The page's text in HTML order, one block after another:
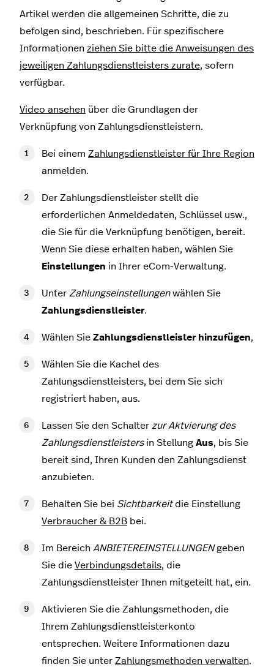
Artikel werden die allgemeinen Schritte, die zu
befolgen sind, beschrieben. Für spezifischere
Informationen ziehen Sie bitte die Anweisungen des
jeweiligen Zahlungsdienstleisters zurate, sofern
verfügbar.
Video ansehen über die Grundlagen der
Verknüpfung von Zahlungsdienstleistern.
Bei einem Zahlungsdienstleister für Ihre Region
anmelden.
Der Zahlungsdienstleister stellt die
erforderlichen Anmeldedaten, Schlüssel usw.,
die Sie für die Verknüpfung benötigen, bereit.
Wenn Sie diese erhalten haben, wählen Sie
Einstellungen in Ihrer eCom-Verwaltung.
Unter Zahlungseinstellungenwählen Sie
Zahlungsdienstleister.
Wählen Sie Zahlungsdienstleister hinzufügen,
Wählen Sie die Kachel des
Zahlungsdienstleisters, bei dem Sie sich
registriert haben, aus.
Lassen Sie den Schalter zur Aktvierung des
Zahlungsdienstleistersin Stellung Aus, bis Sie
bereit sind, Ihren Kunden den Zahlungsdienst
anzubieten.
Behalten Sie bei Sichtbarkeitdie Einstellung
Verbraucher & B2B bei.
Im Bereich ANBIETEREINSTELLUNGENgeben
Sie die Verbindungsdetails, die
Zahlungsdienstleister Ihnen mitgeteilt hat, ein.
Aktivieren Sie die Zahlungsmethoden, die
Ihrem Zahlungsdienstleisterkonto
entsprechen. Weitere Informationen dazu
finden Sie unter Zahlungsmethoden verwalten.